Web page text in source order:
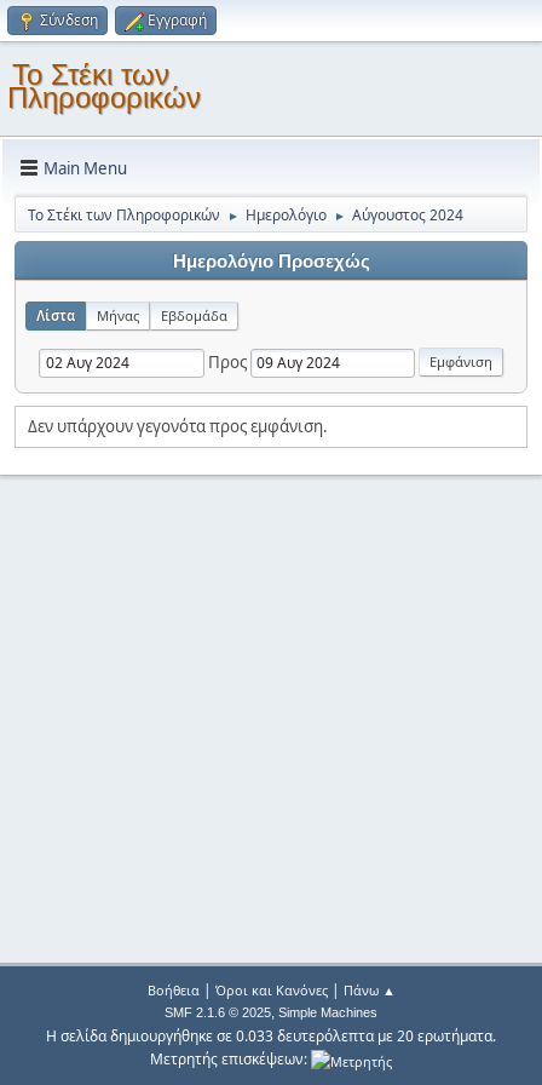
Σύνδεση Εγγραφή
Το Στέκι των
Πληροφορικών
Main Menu
Το Στέκι των Πληροφορικών ► Ημερολόγιο ► Αύγουστος 2024
Ημερολόγιο Προσεχώς
Λίστα Μήνας Εβδομάδα
Προς
Δεν υπάρχουν γεγονότα προς εμφάνιση.
Βοήθεια| Όροι και Κανόνες| Πάνω ▲
SMF 2.1.6 © 2025, Simple Machines
Η σελίδα δημιουργήθηκε σε 0.033 δευτερόλεπτα με 20 ερωτήματα.
Μετρητής επισκέψεων: